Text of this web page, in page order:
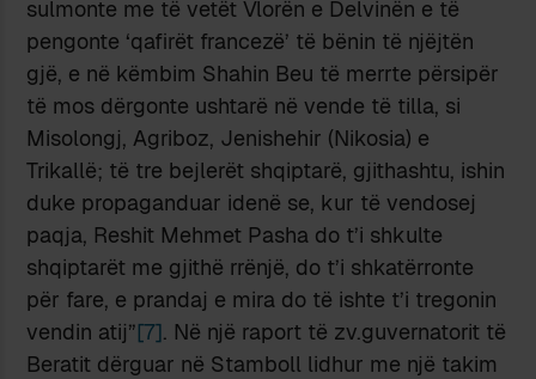
sulmonte me të vetët Vlorën e Delvinën e të
pengonte ‘qafirët francezë’ të bënin të njëjtën
gjë, e në këmbim Shahin Beu të merrte përsipër
të mos dërgonte ushtarë në vende të tilla, si
Misolongj, Agriboz, Jenishehir (Nikosia) e
Trikallë; të tre bejlerët shqiptarë, gjithashtu, ishin
duke propaganduar idenë se, kur të vendosej
paqja, Reshit Mehmet Pasha do t’i shkulte
shqiptarët me gjithë rrënjë, do t’i shkatërronte
për fare, e prandaj e mira do të ishte t’i tregonin
vendin atij”[7]. Në një raport të zv.guvernatorit të
Beratit dërguar në Stamboll lidhur me një takim